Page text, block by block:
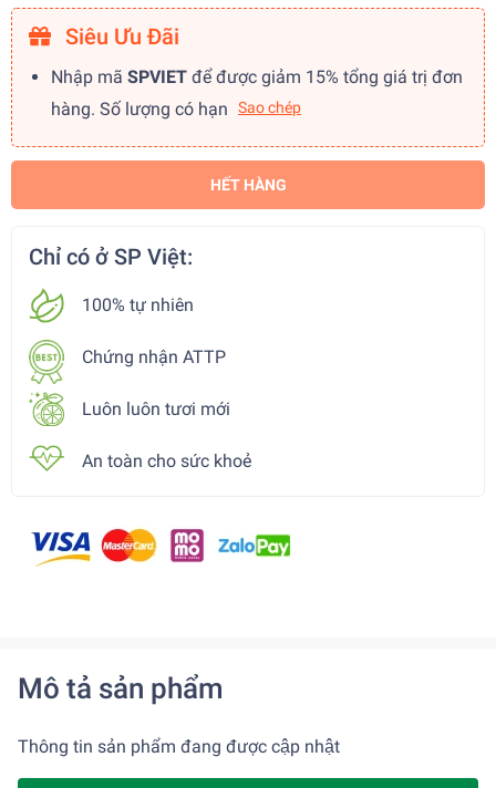
Siêu Ưu Đãi
Nhập mã SPVIET để được giảm 15% tổng giá trị đơn
hàng. Số lượng có hạn
Sao chép
HẾT HÀNG
Chỉ có ở SP Việt:
100% tự nhiên
Chứng nhận ATTP
Luôn luôn tươi mới
An toàn cho sức khoẻ
Mô tả sản phẩm
Thông tin sản phẩm đang được cập nhật